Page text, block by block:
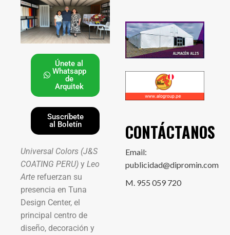
Únete al
Whatsapp
de
Arquitek
Suscríbete
al Boletín
Universal Colors (J&S
COATING PERU) y Leo
Arte refuerzan su
presencia en Tuna
Design Center, el
principal centro de
diseño, decoración y
CONTÁCTANOS
Email:
publicidad@dipromin.com
M. 955 059 720